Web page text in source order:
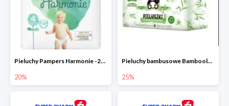
Pieluchy Pampers Harmonie -20%
20%
Pieluchy bambusowe Bamboolove S -25%
25%